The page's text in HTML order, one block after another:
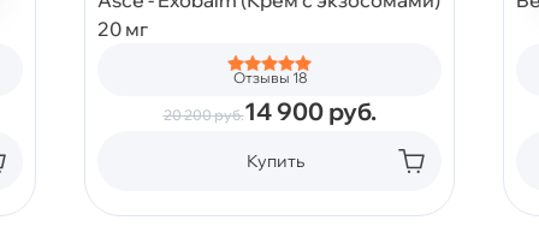
20 мг
Отзывы 18
20 200руб.14 900 руб.
Купить